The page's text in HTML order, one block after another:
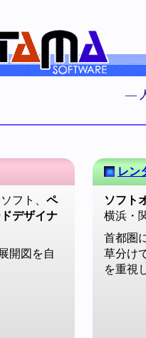
—
フト、 ペ
デザイナ
開図を自
レン
ソフト
横浜・
首都圏
草分け
を重視